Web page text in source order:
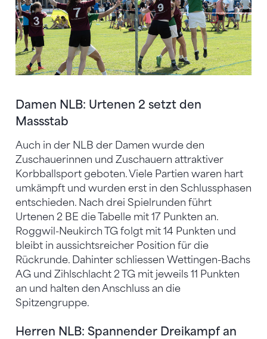
Damen NLB: Urtenen 2 setzt den
Massstab
Auch in der NLB der Damen wurde den
Zuschauerinnen und Zuschauern attraktiver
Korbballsport geboten. Viele Partien waren hart
umkämpft und wurden erst in den Schlussphasen
entschieden. Nach drei Spielrunden führt
Urtenen 2 BE die Tabelle mit 17 Punkten an.
Roggwil-Neukirch TG folgt mit 14 Punkten und
bleibt in aussichtsreicher Position für die
Rückrunde. Dahinter schliessen Wettingen-Bachs
AG und Zihlschlacht 2 TG mit jeweils 11 Punkten
an und halten den Anschluss an die
Spitzengruppe.
Herren NLB: Spannender Dreikampf an